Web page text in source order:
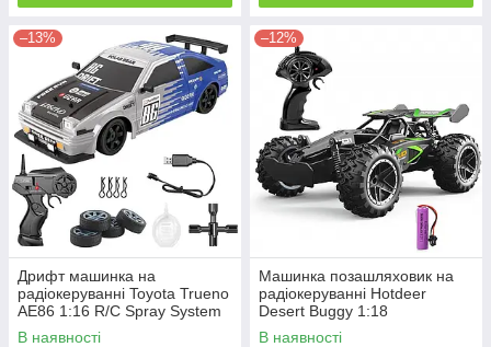
–13%
Дрифт машинка на
радіокеруванні Toyota Trueno
AE86 1:16 R/C Spray System
Drift
В наявності
–12%
Машинка позашляховик на
радіокеруванні Hotdeer
Desert Buggy 1:18
В наявності